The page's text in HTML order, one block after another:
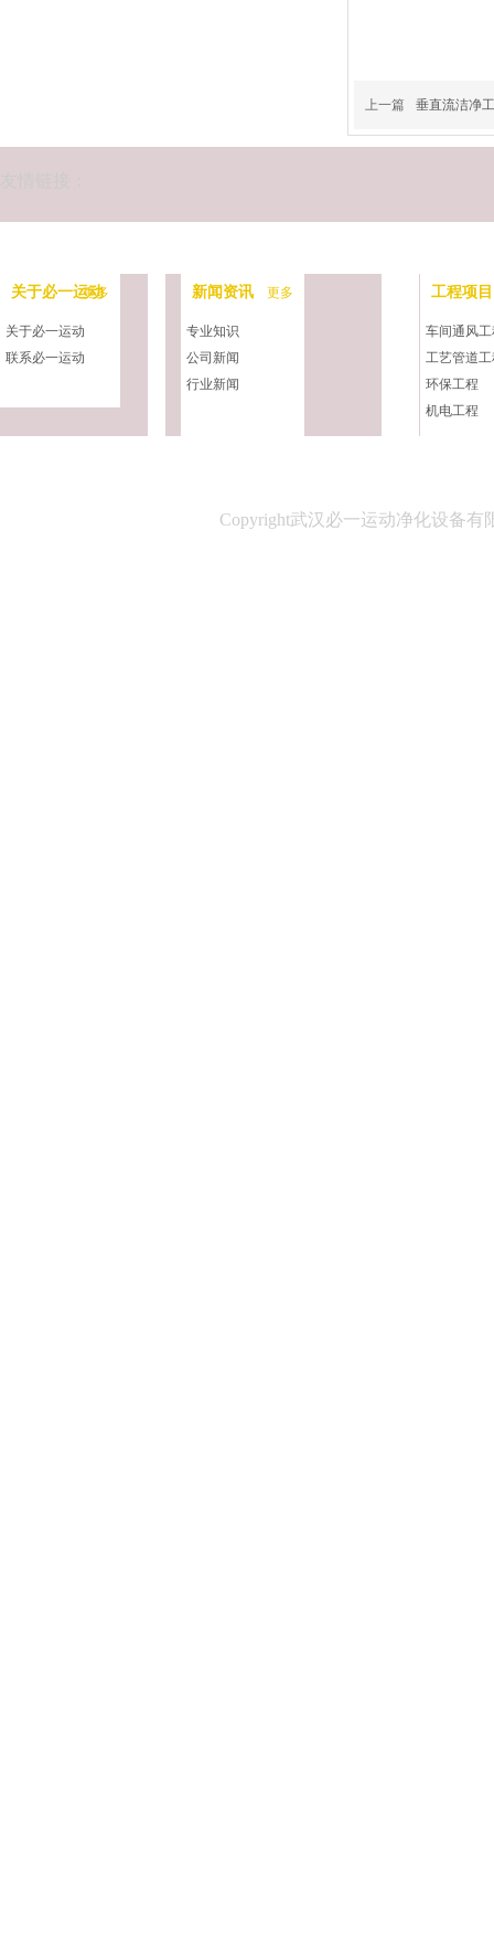
上一篇 垂直流洁净
关于必一运动
更多
关于必一运动
联系必一运动
工程项目
车间通风
工艺管道
环保工程
机电工程
新闻资讯 更多
专业知识
公司新闻
行业新闻
Copyright武汉必一运动净化设备